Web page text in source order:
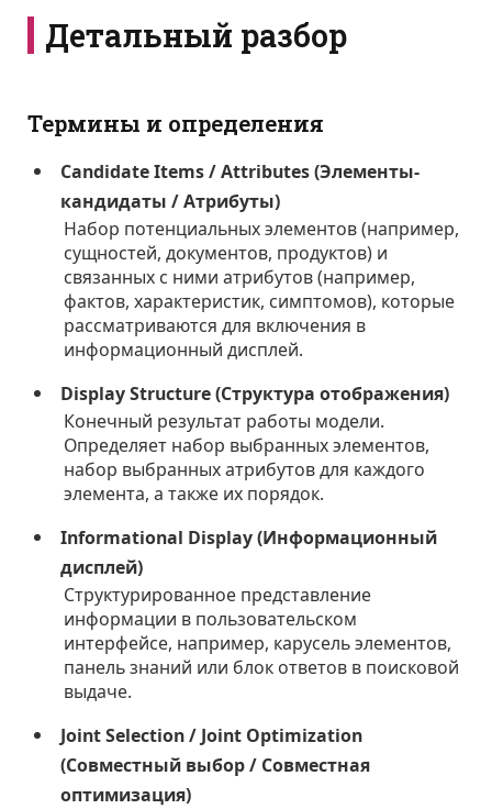
Детальный разбор
Термины и определения
Candidate Items / Attributes (Элементы-
кандидаты / Атрибуты)
Набор потенциальных элементов (например,
сущностей, документов, продуктов) и
связанных с ними атрибутов (например,
фактов, характеристик, симптомов), которые
рассматриваются для включения в
информационный дисплей.
Display Structure (Структура отображения)
Конечный результат работы модели.
Определяет набор выбранных элементов,
набор выбранных атрибутов для каждого
элемента, а также их порядок.
Informational Display (Информационный
дисплей)
Структурированное представление
информации в пользовательском
интерфейсе, например, карусель элементов,
панель знаний или блок ответов в поисковой
выдаче.
Joint Selection / Joint Optimization
(Совместный выбор / Совместная
оптимизация)